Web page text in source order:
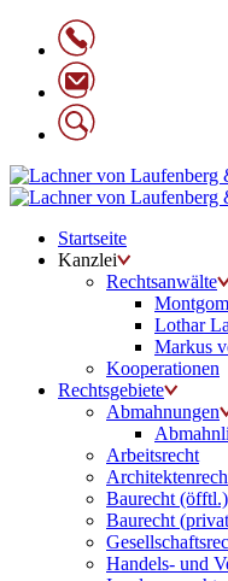
Startseite
Kanzlei
Rechtsanwälte
Lothar
Markus
Kooperationen
Rechtsgebiete
Abmahnungen
Arbeitsrecht
Baurecht (öfftl.)
Baurecht
Handels- und